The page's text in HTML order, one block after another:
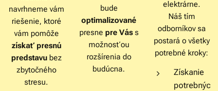
navrhneme vám
riešenie, ktoré
vám pomôže
získať presnú
predstavubez
zbytočného
stresu.
bude
optimalizované
presne pre Váss
možnosťou
rozšírenia do
budúcna.
elektrárne.
Náš tím
odborníkov sa
postará o všetky
potrebné kroky:
Získanie
potrebnýc